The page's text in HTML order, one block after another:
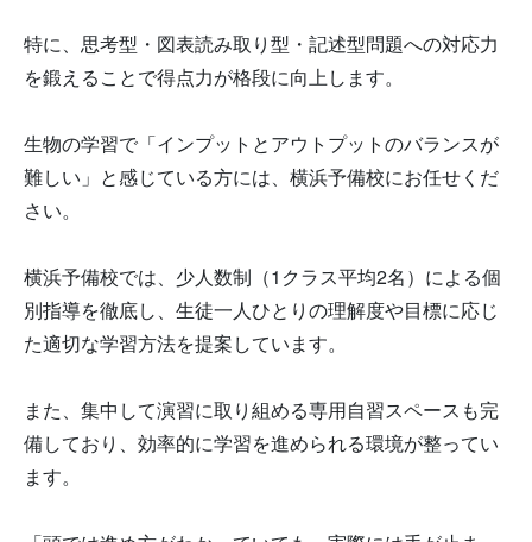
特に、思考型・図表読み取り型・記述型問題への対応力
を鍛えることで得点力が格段に向上します。
生物の学習で「インプットとアウトプットのバランスが
難しい」と感じている方には、横浜予備校にお任せくだ
さい。
横浜予備校では、少人数制（1クラス平均2名）による個
別指導を徹底し、生徒一人ひとりの理解度や目標に応じ
た適切な学習方法を提案しています。
また、集中して演習に取り組める専用自習スペースも完
備しており、効率的に学習を進められる環境が整ってい
ます。